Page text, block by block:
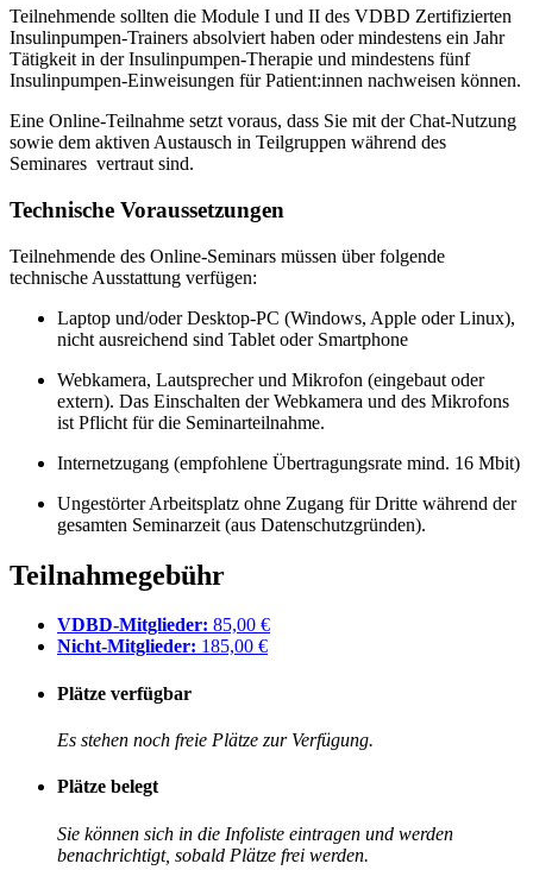
Teilnehmende sollten die Module I und II des VDBD Zertifizierten
Insulinpumpen-Trainers absolviert haben oder mindestens ein Jahr
Tätigkeit in der Insulinpumpen-Therapie und mindestens fünf
Insulinpumpen-Einweisungen für Patient:innen nachweisen können.
Eine Online-Teilnahme setzt voraus, dass Sie mit der Chat-Nutzung
sowie dem aktiven Austausch in Teilgruppen während des
Seminares vertraut sind.
Technische Voraussetzungen
Teilnehmende des Online-Seminars müssen über folgende
technische Ausstattung verfügen:
Laptop und/oder Desktop-PC (Windows, Apple oder Linux),
nicht ausreichend sind Tablet oder Smartphone
Webkamera, Lautsprecher und Mikrofon (eingebaut oder
extern). Das Einschalten der Webkamera und des Mikrofons
ist Pflicht für die Seminarteilnahme.
Internetzugang (empfohlene Übertragungsrate mind. 16 Mbit)
Ungestörter Arbeitsplatz ohne Zugang für Dritte während der
gesamten Seminarzeit (aus Datenschutzgründen).
Teilnahmegebühr
VDBD-Mitglieder: 85,00 €
Nicht-Mitglieder: 185,00 €
Plätze verfügbar
Es stehen noch freie Plätze zur Verfügung.
Plätze belegt
Sie können sich in die Infoliste eintragen und werden
benachrichtigt, sobald Plätze frei werden.